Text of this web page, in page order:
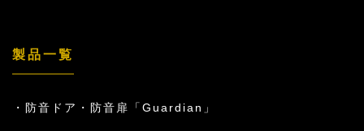
製品一覧
防音ドア・防音扉「Guardian」